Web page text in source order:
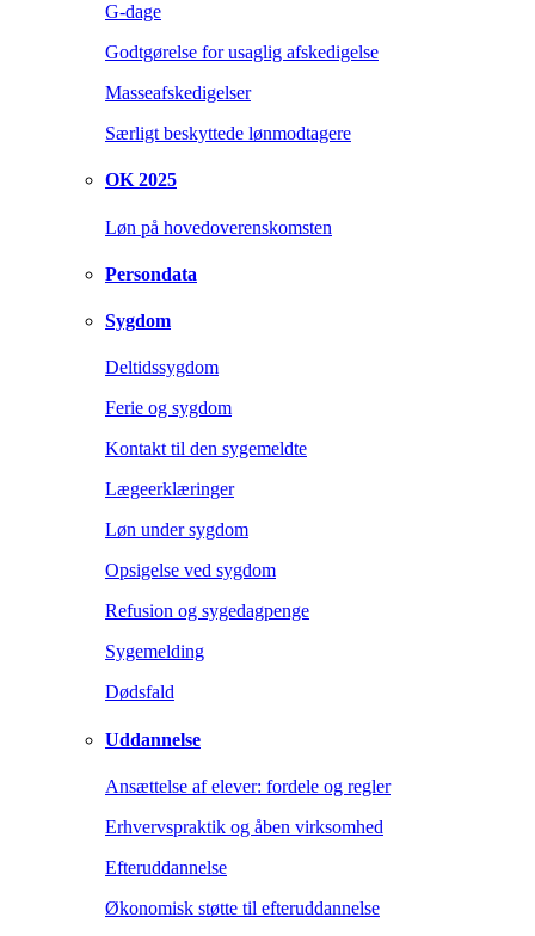
G-dage
Godtgørelse for usaglig afskedigelse
Masseafskedigelser
Særligt beskyttede lønmodtagere
OK 2025
Løn på hovedoverenskomsten
Persondata
Sygdom
Deltidssygdom
Ferie og sygdom
Kontakt til den sygemeldte
Lægeerklæringer
Løn under sygdom
Opsigelse ved sygdom
Refusion og sygedagpenge
Sygemelding
Dødsfald
Uddannelse
Ansættelse af elever: fordele og regler
Erhvervspraktik og åben virksomhed
Efteruddannelse
Økonomisk støtte til efteruddannelse